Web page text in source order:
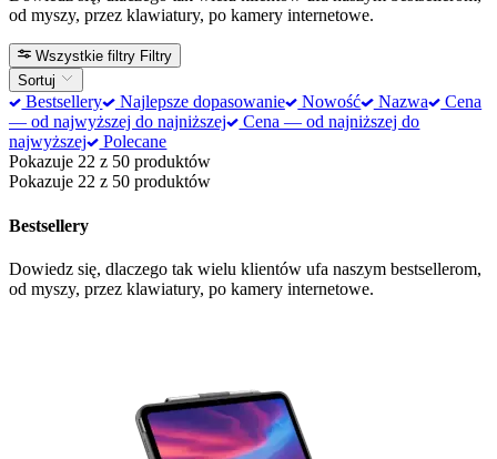
od myszy, przez klawiatury, po kamery internetowe.
Wszystkie filtry Filtry
Sortuj
Bestsellery Najlepsze dopasowanie Nowość Nazwa
Cena
— od najwyższej do najniższej
Cena — od najniższej do
najwyższej
Polecane
Pokazuje 22 z 50 produktów
Pokazuje 22 z 50 produktów
Bestsellery
Dowiedz się, dlaczego tak wielu klientów ufa naszym bestsellerom,
od myszy, przez klawiatury, po kamery internetowe.